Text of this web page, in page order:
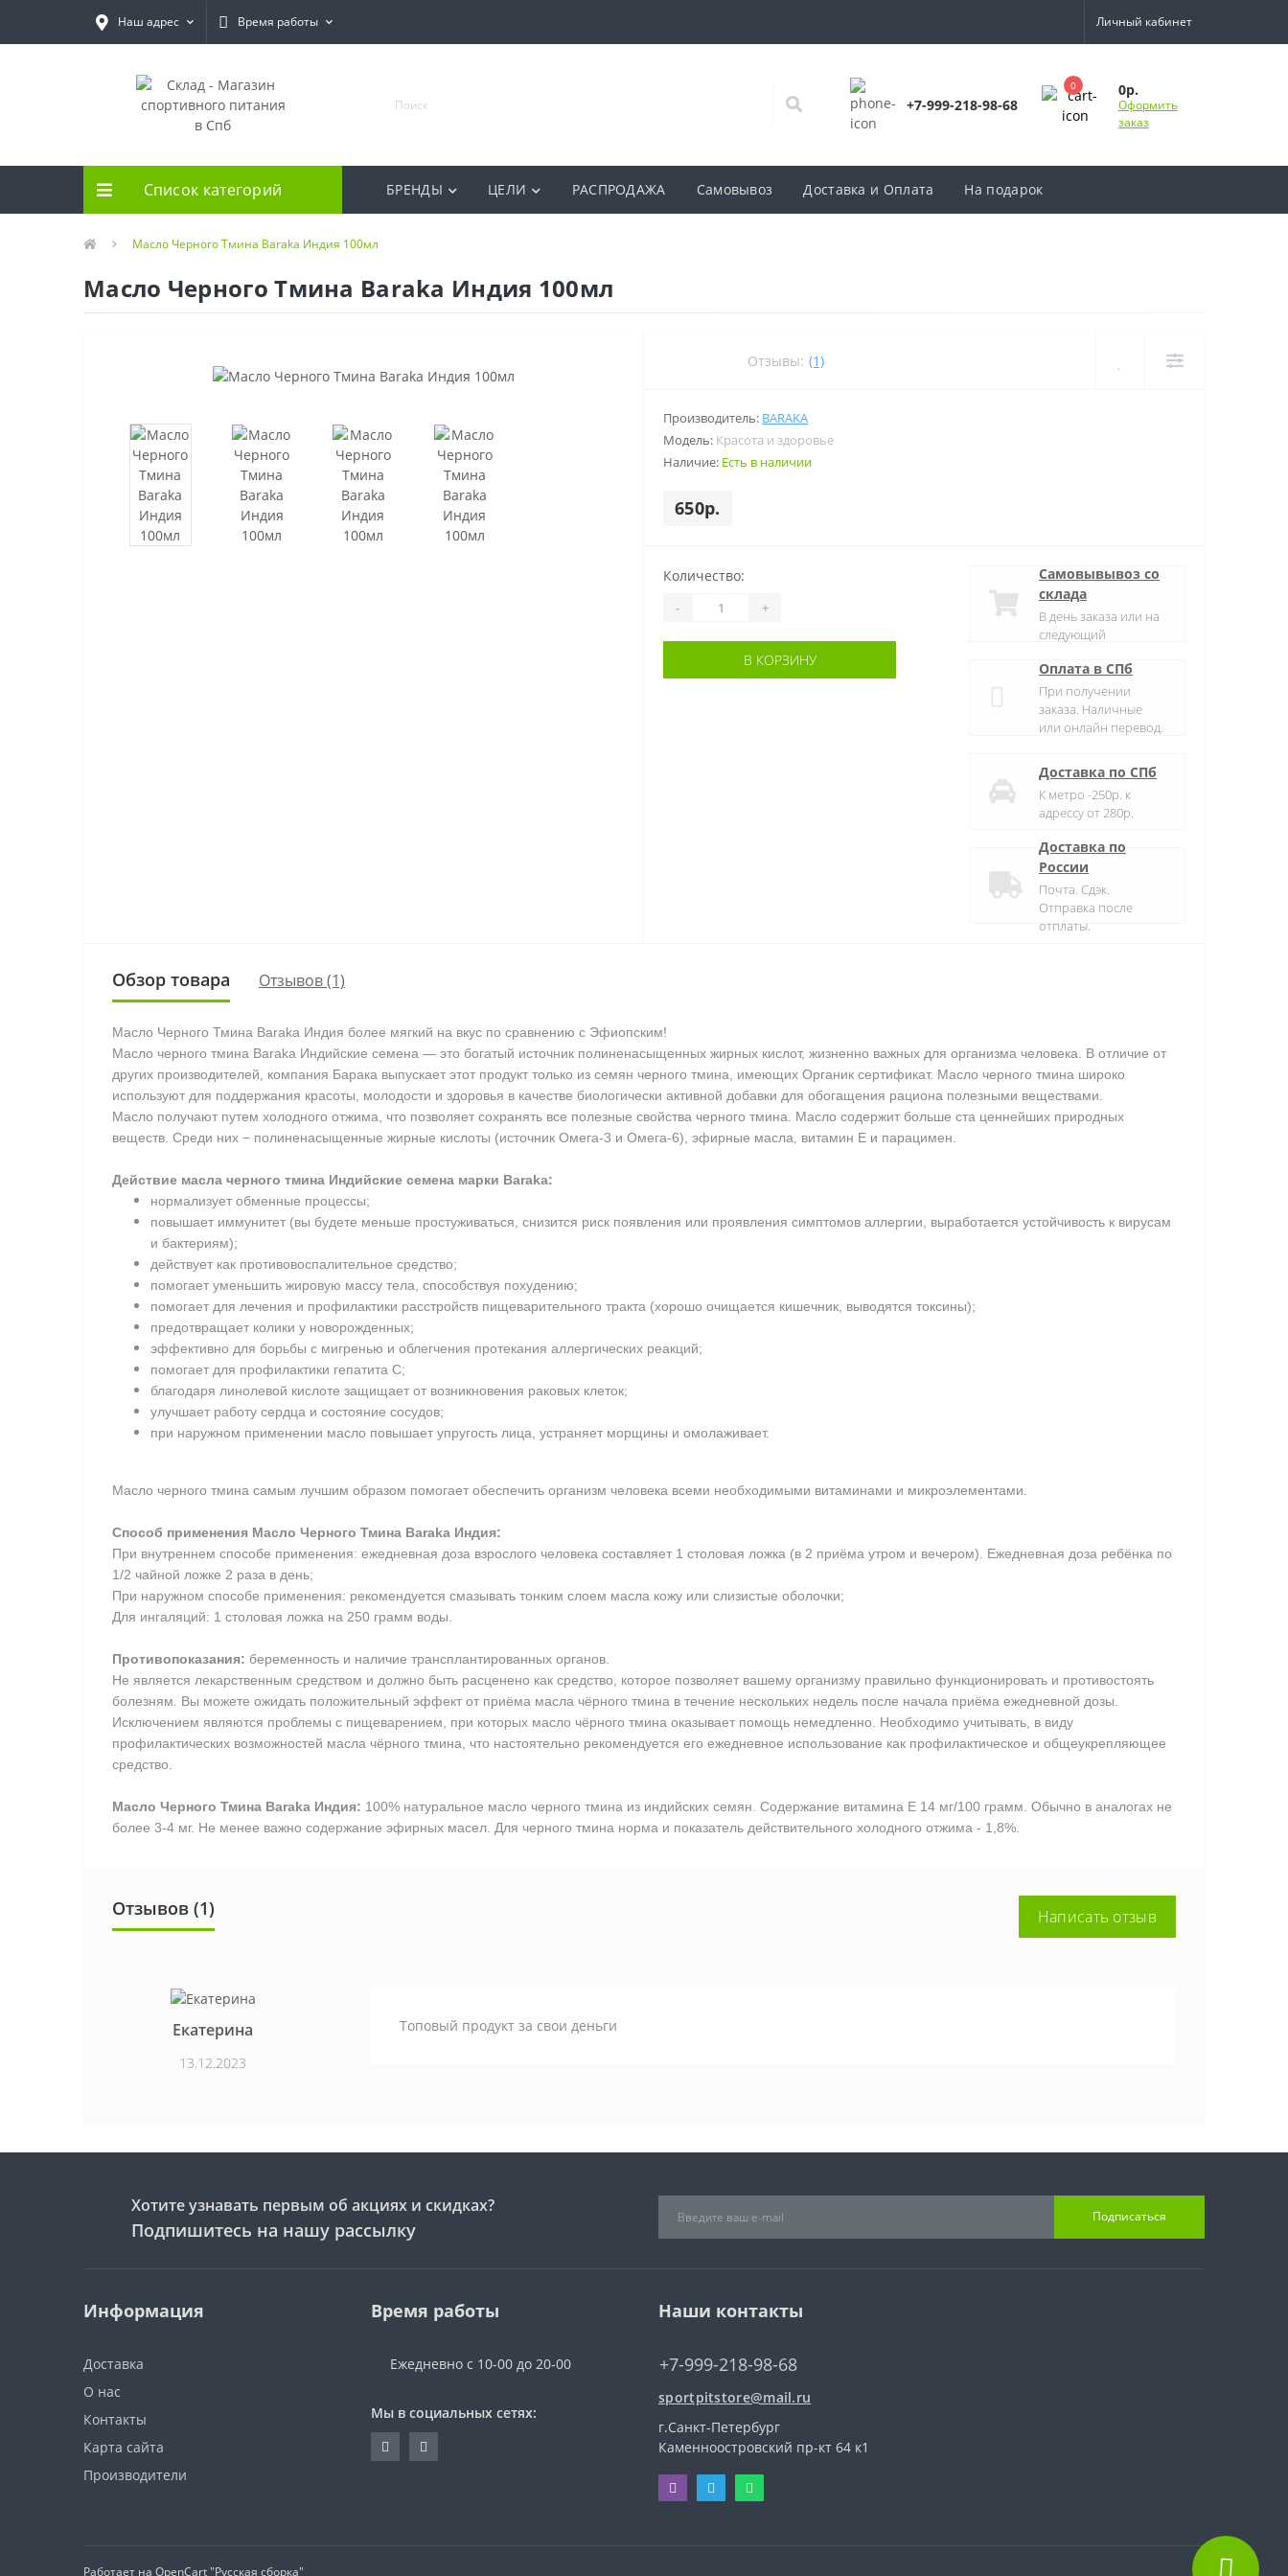
Наш адрес Время работы Личный кабинет
+7-999-218-98-68
0 0р.
Оформить
заказ
Список категорий БРЕНДЫ ЦЕЛИ РАСПРОДАЖА Самовывоз Доставка и Оплата На подарок
Масло Черного Тмина Baraka Индия 100мл
Масло Черного Тмина Baraka Индия 100мл
Отзывы: (1)
Производитель: BARAKA
Модель: Красота и здоровье
Наличие: Есть в наличии
650р.
Количество:
- +
В КОРЗИНУ
Самовывывоз со
склада
В день заказа или на
следующий
Оплата в СПб
При получении
заказа. Наличные
или онлайн перевод.
Доставка по СПб
К метро -250р. к
адрессу от 280р.
Доставка по
России
Почта. Сдэк.
Отправка после
отплаты.
Обзор товара Отзывов (1)
Масло Черного Тмина Baraka Индия более мягкий на вкус по сравнению с Эфиопским!
Масло черного тмина Baraka Индийские семена — это богатый источник полиненасыщенных жирных кислот, жизненно важных для организма человека. В отличие от
других производителей, компания Барака выпускает этот продукт только из семян черного тмина, имеющих Органик сертификат. Масло черного тмина широко
используют для поддержания красоты, молодости и здоровья в качестве биологически активной добавки для обогащения рациона полезными веществами.
Масло получают путем холодного отжима, что позволяет сохранять все полезные свойства черного тмина. Масло содержит больше ста ценнейших природных
веществ. Среди них − полиненасыщенные жирные кислоты (источник Омега-3 и Омега-6), эфирные масла, витамин Е и парацимен.
Действие масла черного тмина Индийские семена марки Baraka:
нормализует обменные процессы;
повышает иммунитет (вы будете меньше простуживаться, снизится риск появления или проявления симптомов аллергии, выработается устойчивость к вирусам
и бактериям);
действует как противовоспалительное средство;
помогает уменьшить жировую массу тела, способствуя похудению;
помогает для лечения и профилактики расстройств пищеварительного тракта (хорошо очищается кишечник, выводятся токсины);
предотвращает колики у новорожденных;
эффективно для борьбы с мигренью и облегчения протекания аллергических реакций;
помогает для профилактики гепатита С;
благодаря линолевой кислоте защищает от возникновения раковых клеток;
улучшает работу сердца и состояние сосудов;
при наружном применении масло повышает упругость лица, устраняет морщины и омолаживает.
Масло черного тмина самым лучшим образом помогает обеспечить организм человека всеми необходимыми витаминами и микроэлементами.
Способ применения Масло Черного Тмина Baraka Индия:
При внутреннем способе применения: ежедневная доза взрослого человека составляет 1 столовая ложка (в 2 приёма утром и вечером). Ежедневная доза ребёнка по
1/2 чайной ложке 2 раза в день;
При наружном способе применения: рекомендуется смазывать тонким слоем масла кожу или слизистые оболочки;
Для ингаляций: 1 столовая ложка на 250 грамм воды.
Противопоказания: беременность и наличие трансплантированных органов.
Не является лекарственным средством и должно быть расценено как средство, которое позволяет вашему организму правильно функционировать и противостоять
болезням. Вы можете ожидать положительный эффект от приёма масла чёрного тмина в течение нескольких недель после начала приёма ежедневной дозы.
Исключением являются проблемы с пищеварением, при которых масло чёрного тмина оказывает помощь немедленно. Необходимо учитывать, в виду
профилактических возможностей масла чёрного тмина, что настоятельно рекомендуется его ежедневное использование как профилактическое и общеукрепляющее
средство.
Масло Черного Тмина Baraka Индия: 100% натуральное масло черного тмина из индийских семян. Содержание витамина Е 14 мг/100 грамм. Обычно в аналогах не
более 3-4 мг. Не менее важно содержание эфирных масел. Для черного тмина норма и показатель действительного холодного отжима - 1,8%.
Отзывов (1) Написать отзыв
Екатерина
13.12.2023
Топовый продукт за свои деньги
Хотите узнавать первым об акциях и скидках?
Подпишитесь на нашу рассылку
Подписаться
Информация
Доставка
О нас
Контакты
Карта сайта
Производители
Время работы
Ежедневно с 10-00 до 20-00
Мы в социальных сетях:
Наши контакты
+7-999-218-98-68
sportpitstore@mail.ru
г.Санкт-Петербург
Каменноостровский пр-кт 64 к1
Работает на OpenCart "Русская сборка"